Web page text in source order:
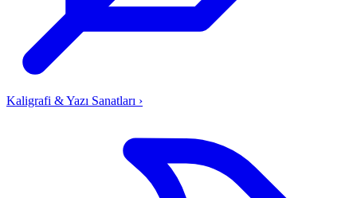
Kaligrafi & Yazı Sanatları ›